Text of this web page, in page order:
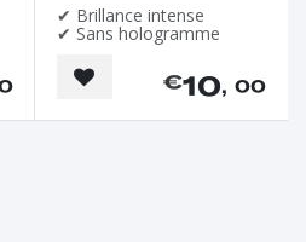
✔ Brillance intense
✔ Sans hologramme
€10, 00